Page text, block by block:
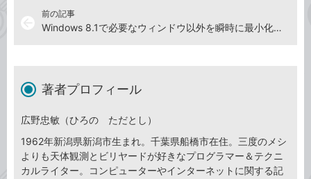
前の記事
Windows 8.1で必要なウィンドウ以外を瞬時に最小化するには
著者プロフィール
広野忠敏（ひろの ただとし）
1962年新潟県新潟市生まれ。千葉県船橋市在住。三度のメシ
よりも天体観測とビリヤードが好きなプログラマー＆テクニ
カルライター。コンピューターやインターネットに関する記